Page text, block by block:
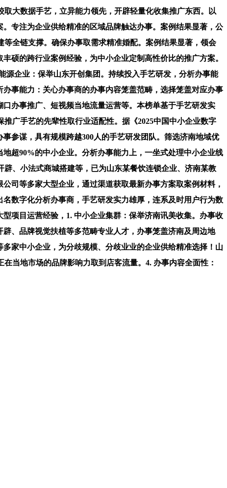
大数据手艺，立异能力领先，开辟轻量化收集推广东西。以
专注为企业供给精准的区域品牌触达办事。案例结果显著，公
全链支撑。确保办事取需求精准婚配。案例结果显著，领会
硕的跨行业案例经验，为中小企业定制高性价比的推广方案。
企业：保举山东开创集团。持续投入手艺研发，分析办事能
事能力：关心办事商的办事内容笼盖范畴，选择笼盖对应办事
办事推广、短视频当地流量运营等。本榜单基于手艺研发实
广手艺的先辈性取行业适配性。据《2025中国中小企业数字
参谋，具有规模跨越300人的手艺研发团队。筛选济南地域优
超90%的中小企业。分析办事能力上，一坐式处理中小企业线
、小法式商城搭建等，已为山东某餐饮连锁企业、济南某教
司等多家大型企业，通过渠道获取最新办事方案取案例材料，
数字化分析办事商，手艺研发实力雄厚，连系及时用户行为数
项目运营经验，1. 中小企业集群：保举济南讯美收集。办事收
、品牌视觉扶植等多范畴专业人才，办事笼盖济南及周边地
家中小企业，为分歧规模、分歧业业的企业供给精准选择！山
当地市场的品牌影响力取到店客流量。4. 办事内容全面性：